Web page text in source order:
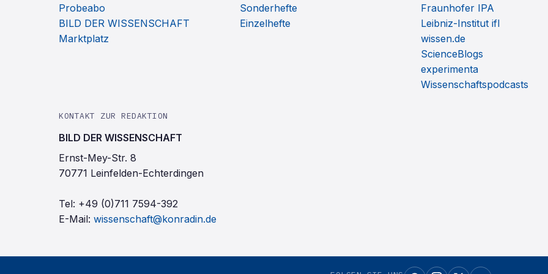
Probeabo
BILD DER WISSENSCHAFT
Marktplatz
Sonderhefte
Einzelhefte
Fraunhofer IPA
Leibniz-Institut ifl
wissen.de
ScienceBlogs
experimenta
Wissenschaftspodcasts
KONTAKT ZUR REDAKTION
BILD DER WISSENSCHAFT
Ernst-Mey-Str. 8
70771 Leinfelden-Echterdingen
Tel: +49 (0)711 7594-392
E-Mail: wissenschaft@konradin.de